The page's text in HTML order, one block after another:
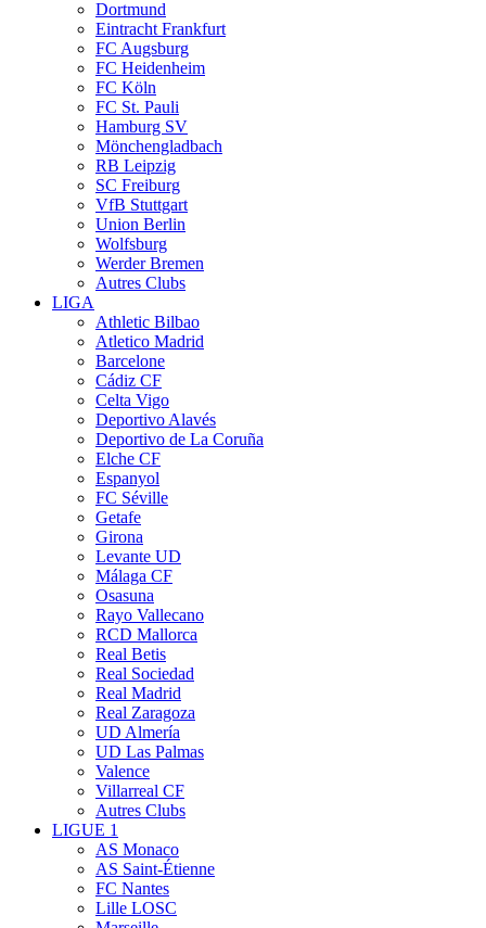
Dortmund
Eintracht Frankfurt
FC Augsburg
FC Heidenheim
FC Köln
FC St. Pauli
Hamburg SV
Mönchengladbach
RB Leipzig
SC Freiburg
VfB Stuttgart
Union Berlin
Wolfsburg
Werder Bremen
Autres Clubs
LIGA
Athletic Bilbao
Atletico Madrid
Barcelone
Cádiz CF
Celta Vigo
Deportivo Alavés
Deportivo de La Coruña
Elche CF
Espanyol
FC Séville
Getafe
Girona
Levante UD
Málaga CF
Osasuna
Rayo Vallecano
RCD Mallorca
Real Betis
Real Sociedad
Real Madrid
Real Zaragoza
UD Almería
UD Las Palmas
Valence
Villarreal CF
Autres Clubs
LIGUE 1
AS Monaco
AS Saint-Étienne
FC Nantes
Lille LOSC